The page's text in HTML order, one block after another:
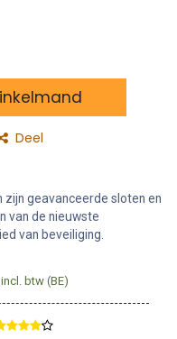
Deel
zijn geavanceerde sloten en
van de nieuwste
van beveiliging.
incl. btw (BE)